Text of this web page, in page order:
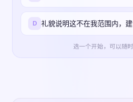
D 礼貌说明这不在我范围内，
选一个开始，可以随